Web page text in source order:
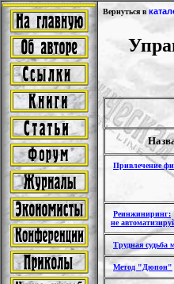
Вернуться в
Привлечение
Реинжиниринг:
не
Трудная
Метод "Дюпон"